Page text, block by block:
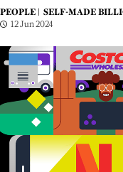
PEOPLE |
SELF-MADE
12 Jun 2024